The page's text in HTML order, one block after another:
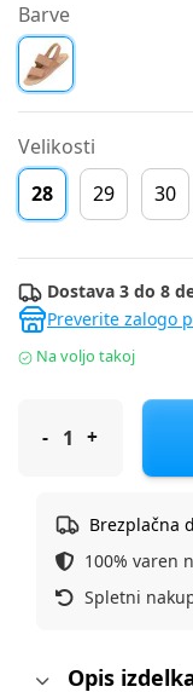
Barve
Velikosti
28 29 30
Dostava 3 do 8
Preverite zalogo
Na voljo takoj
Muris sandal
Brezplačna
100% varen
Spletni
Opis